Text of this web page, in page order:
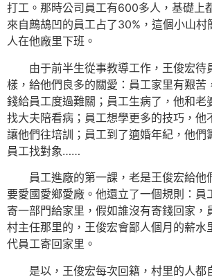
打工。那時公司員工有600多人，基礎上
來自鷓鴣凹的員工占了30%，這個小山村
人在他廠里下班。
由于前半生從事教導工作，王俊宏待
樣，給他們良多的關愛：員工家里有艱苦
錢給員工度過難關；員工生病了，他和老
找大夫陪看病；員工想學更多的技巧，他
讓他們往培訓；員工到了適婚年紀，他們
員工找對象……
員工進廠的第一課，老是王俊宏給他
要愛國愛鄉愛廠。他還立了一個規則：員
寄一部門給家里，假如誰沒有寄錢回家，
村主任那里的，王俊宏會鄙人個月的薪水
代員工寄回家里。
是以，王俊宏每次回籍，村里的人都